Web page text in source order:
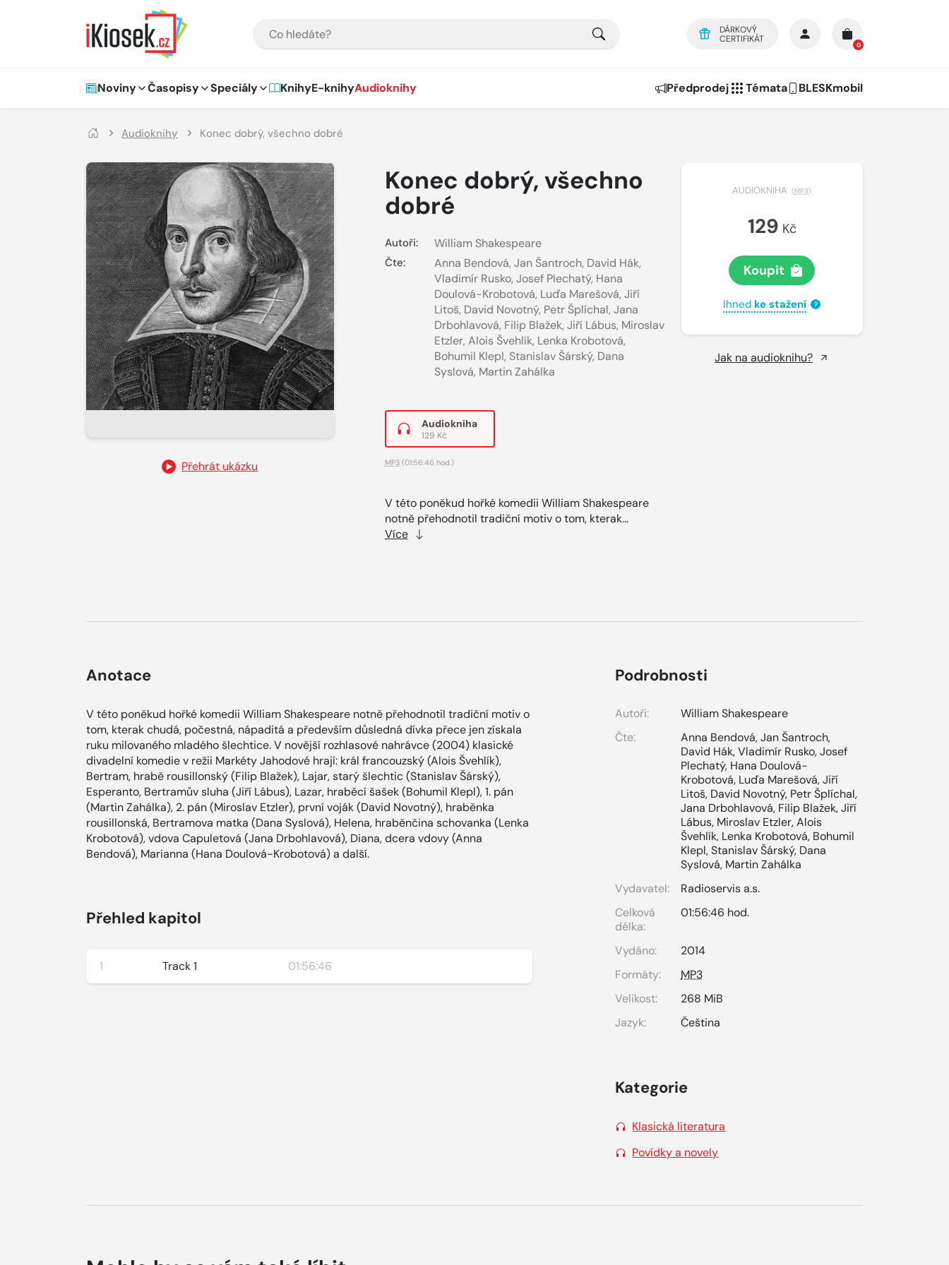
DÁRKOVÝ
CERTIFIKÁT
0
Hlavní navigace
Noviny Časopisy Speciály KnihyE-knihyAudioknihy Předprodej Témata BLESKmobil
Audioknihy Konec dobrý, všechno dobré
Přehrát ukázku
Konec dobrý, všechno
dobré
Autoři: William Shakespeare
Čte: Anna Bendová, Jan Šantroch, David Hák,
Vladimír Rusko, Josef Plechatý, Hana
Doulová-Krobotová, Luďa Marešová, Jiří
Litoš, David Novotný, Petr Šplíchal, Jana
Drbohlavová, Filip Blažek, Jiří Lábus, Miroslav
Etzler, Alois Švehlík, Lenka Krobotová,
Bohumil Klepl, Stanislav Šárský, Dana
Syslová, Martin Zahálka
Audiokniha
129 Kč
MP3(01:56:46 hod.)
V této poněkud hořké komedii William Shakespeare
notně přehodnotil tradiční motiv o tom, kterak...
Více
AUDIOKNIHA (MP3)
129 Kč
Koupit
Ihned ke stažení ?
Jak na audioknihu?
Anotace
V této poněkud hořké komedii William Shakespeare notně přehodnotil tradiční motiv o
tom, kterak chudá, počestná, nápaditá a především důsledná dívka přece jen získala
ruku milovaného mladého šlechtice. V novější rozhlasové nahrávce (2004) klasické
divadelní komedie v režii Markéty Jahodové hrají: král francouzský (Alois Švehlík),
Bertram, hrabě rousillonský (Filip Blažek), Lajar, starý šlechtic (Stanislav Šárský),
Esperanto, Bertramův sluha (Jiří Lábus), Lazar, hraběcí šašek (Bohumil Klepl), 1. pán
(Martin Zahálka), 2. pán (Miroslav Etzler), první voják (David Novotný), hraběnka
rousillonská, Bertramova matka (Dana Syslová), Helena, hraběnčina schovanka (Lenka
Krobotová), vdova Capuletová (Jana Drbohlavová), Diana, dcera vdovy (Anna
Bendová), Marianna (Hana Doulová-Krobotová) a další.
Přehled kapitol
1 Track 1 01:56:46
Podrobnosti
Autoři:
William Shakespeare
Čte:
Anna Bendová,Jan Šantroch,
David Hák,Vladimír Rusko,Josef
Plechatý, Hana Doulová-
Krobotová, Luďa Marešová,Jiří
Litoš, David Novotný, Petr Šplíchal,
Jana Drbohlavová, Filip Blažek,Jiří
Lábus, Miroslav Etzler,Alois
Švehlík, Lenka Krobotová, Bohumil
Klepl,Stanislav Šárský, Dana
Syslová, Martin Zahálka
Vydavatel:
Radioservis a.s.
Celková
délka:
01:56:46 hod.
Vydáno:
2014
Formáty:
MP3
Velikost:
268 MiB
Jazyk:
Čeština
Kategorie
Klasická literatura
Povídky a novely